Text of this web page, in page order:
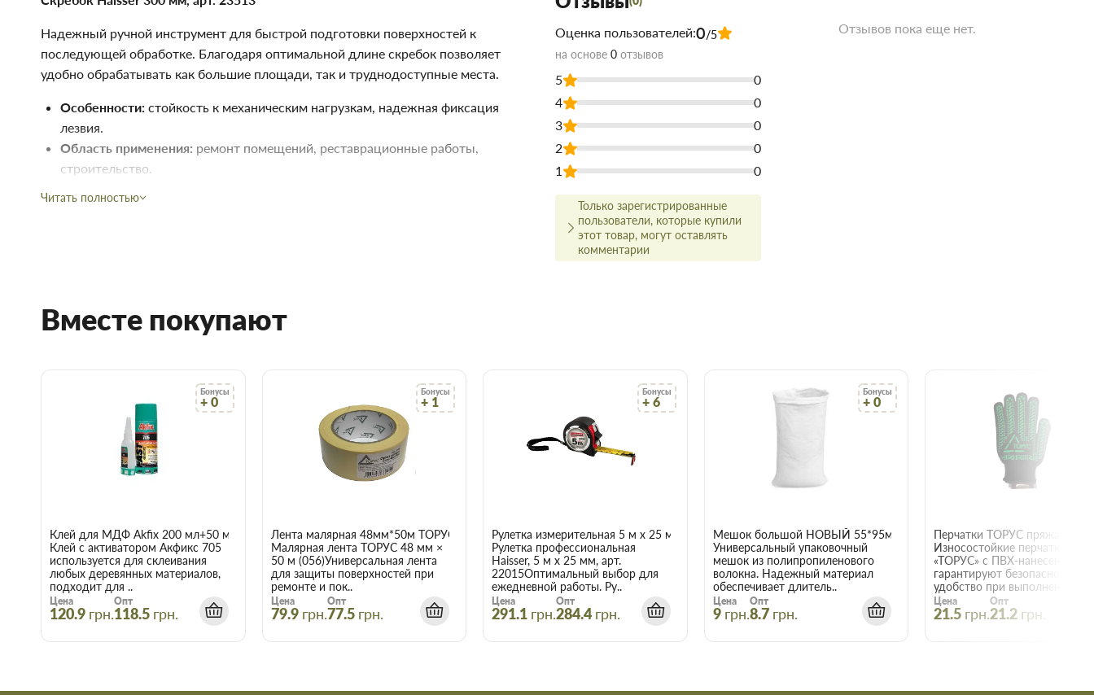
Надежный ручной инструмент для быстрой подготовки поверхностей к
последующей обработке. Благодаря оптимальной длине скребок позволяет
удобно обрабатывать как большие площади, так и труднодоступные места.
Особенности: стойкость к механическим нагрузкам, надежная фиксация
лезвия.
Область применения: ремонт помещений, реставрационные работы,
строительство.
Купить Скребок для краски 300мм Haisser 23513 в Запорожье
В наличии продукция для строительства и ремонта с самым широким ассортиментом.
Чтобы не запутаться в том, что вам наиболее подходит по цене и качеству, всегда можно
Действует гибкая система скидок, надо лишь учитывать, что оптовая цена в нашем
интернет-магазине начинает действовать при покупке двух и более товаров.
Купить Скребок для краски 300мм Haisser 23513 в
Запорожье
нервы и получить с доставкой именно те товары и услуги, какие вам требуются.
Читать полностью
Оценка пользователей:0/5
на основе 0 отзывов
5
0
4
0
3
0
2
0
1
0
Только зарегистрированные
пользователи, которые купили
этот товар, могут оставлять
комментарии
Отзывов пока еще нет.
Вместе покупают
Бонусы
+ 0
Клей для МДФ Akfix 200 мл+50 мл
Клей с активатором Акфикс 705
используется для склеивания
любых деревянных материалов,
подходит для ..
Цена
120.9 грн.
Опт
118.5 грн.
Бонусы
+ 1
Лента малярная 48мм*50м ТОРУС 056
Малярная лента ТОРУС 48 мм ×
50 м (056)Универсальная лента
для защиты поверхностей при
ремонте и пок..
Цена
79.9 грн.
Опт
77.5 грн.
Бонусы
+ 6
Рулетка измерительная 5 м x 25 мм Haisser 22015
Рулетка профессиональная
Haisser, 5 м x 25 мм, арт.
22015Оптимальный выбор для
ежедневной работы. Ру..
Цена
291.1 грн.
Опт
284.4 грн.
Бонусы
+ 0
Мешок большой НОВЫЙ 55*95мм
Универсальный упаковочный
мешок из полипропиленового
волокна. Надежный материал
обеспечивает длитель..
Цена
9 грн.
Опт
8.7 грн.
Износостойкие перчатки
«ТОРУС» с ПВХ-нанесением
гарантируют безопасность и
удобство при выполнении е..
Цена
21.5 грн.
Опт
21.2 грн.